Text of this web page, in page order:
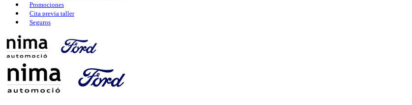
Promociones
Cita previa taller
Seguros